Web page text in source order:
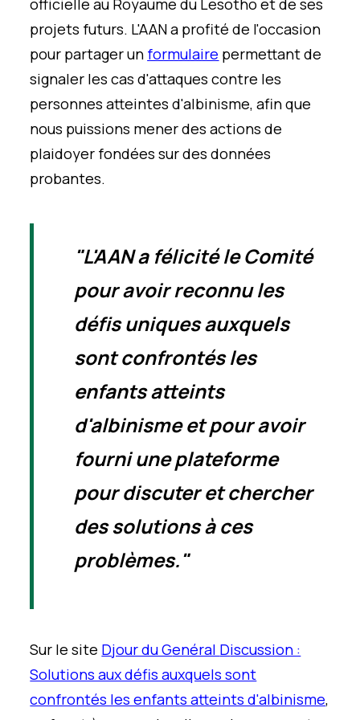
officielle au Royaume du Lesotho et de ses
projets futurs. L'AAN a profité de l'occasion
pour partager un formulaire permettant de
signaler les cas d'attaques contre les
personnes atteintes d'albinisme, afin que
nous puissions mener des actions de
plaidoyer fondées sur des données
probantes.
"L'AAN a félicité le Comité
pour avoir reconnu les
défis uniques auxquels
sont confrontés les
enfants atteints
d'albinisme et pour avoir
fourni une plateforme
pour discuter et chercher
des solutions à ces
problèmes."
Sur le site Djour du Genéral Discussion :
Solutions aux défis auxquels sont
confrontés les enfants atteints d'albinisme,